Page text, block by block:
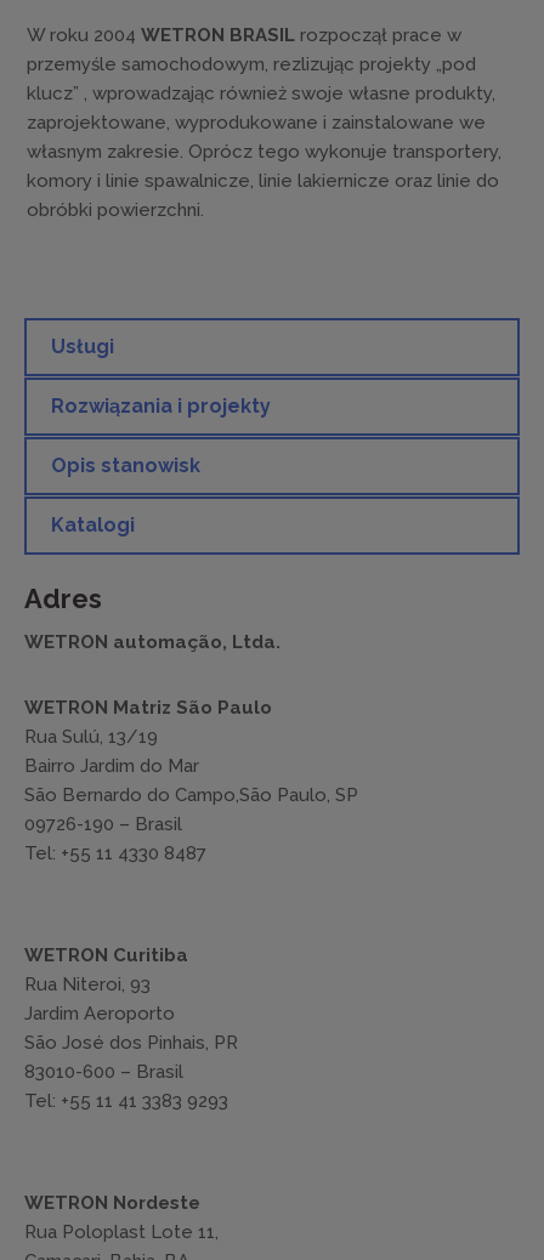
W roku 2004 WETRON BRASIL rozpoczął prace w
przemyśle samochodowym, rezlizując projekty „pod
klucz” , wprowadzając również swoje własne produkty,
zaprojektowane, wyprodukowane i zainstalowane we
własnym zakresie. Oprócz tego wykonuje transportery,
komory i linie spawalnicze, linie lakiernicze oraz linie do
obróbki powierzchni.
Usługi
Rozwiązania i projekty
Opis stanowisk
Katalogi
Adres
WETRON automação, Ltda.
WETRON Matriz São Paulo
Rua Sulú, 13/19
Bairro Jardim do Mar
São Bernardo do Campo,São Paulo, SP
09726-190 – Brasil
Tel: +55 11 4330 8487
WETRON Curitiba
Rua Niteroi, 93
Jardim Aeroporto
São José dos Pinhais, PR
83010-600 – Brasil
Tel: +55 11 41 3383 9293
WETRON Nordeste
Rua Poloplast Lote 11,